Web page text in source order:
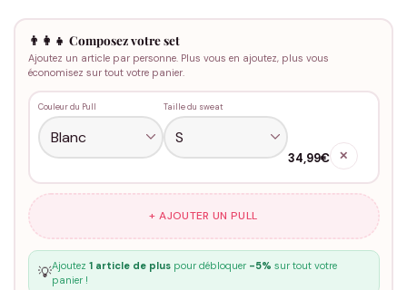
👨‍👩‍👧 Composez votre set
Ajoutez un article par personne. Plus vous en ajoutez, plus vous
économisez sur tout votre panier.
Couleur du Pull Taille du sweat
34,99€ ✕
+ AJOUTER UN PULL
💡Ajoutez 1 article de pluspour débloquer -5% sur tout votre
panier !